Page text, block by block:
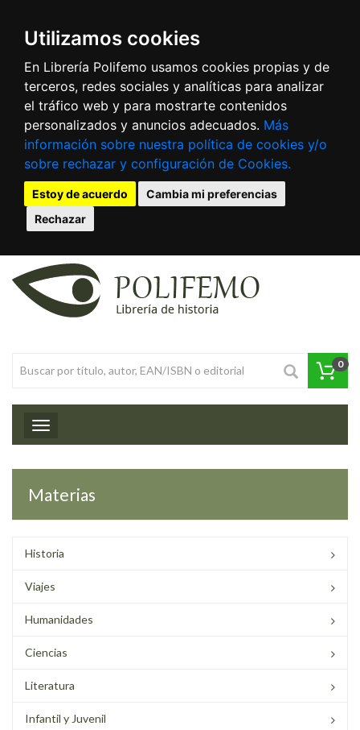
Utilizamos cookies
En Librería Polifemo usamos cookies propias y de
terceros, redes sociales y analíticas para analizar
el tráfico web y para mostrarte contenidos
personalizados y anuncios adecuados. Más
información sobre nuestra política de cookies y/o
sobre rechazar y configuración de Cookies.
Estoy de acuerdo
Cambia mi preferencias
Rechazar
0
Toggle navigation
Materias
Historia
Viajes
Humanidades
Ciencias
Literatura
Infantil y Juvenil